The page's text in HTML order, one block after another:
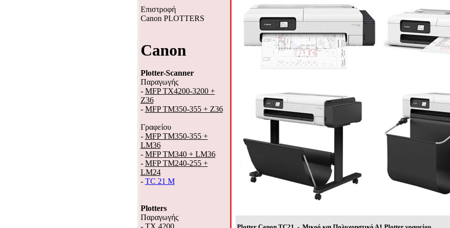
Επιστροφή
Canon PLOTTERS
Canon
Plotter-Scanner
Παραγωγής
- MFP TX4200-3200 +
Z36
- MFP TM350-355 + Z36
Γραφείου
- MFP TM350-355 +
LM36
- MFP TM340 + LM36
- MFP TM240-255 +
LM24
- TC 21 M
Plotters
Παραγωγής
- TX 4200